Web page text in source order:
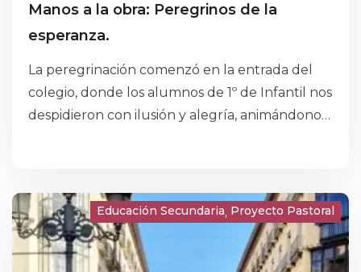
Manos a la obra: Peregrinos de la
esperanza.
La peregrinación comenzó en la entrada del
colegio, donde los alumnos de 1º de Infantil nos
despidieron con ilusión y alegría, animándonos
Educación Secundaria Proyecto Pastoral